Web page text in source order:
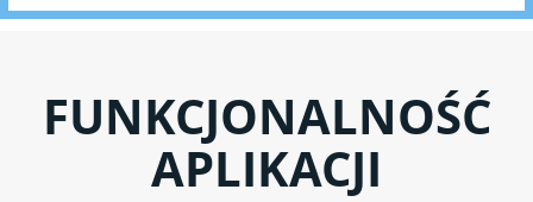
FUNKCJONALNOŚĆ
APLIKACJI